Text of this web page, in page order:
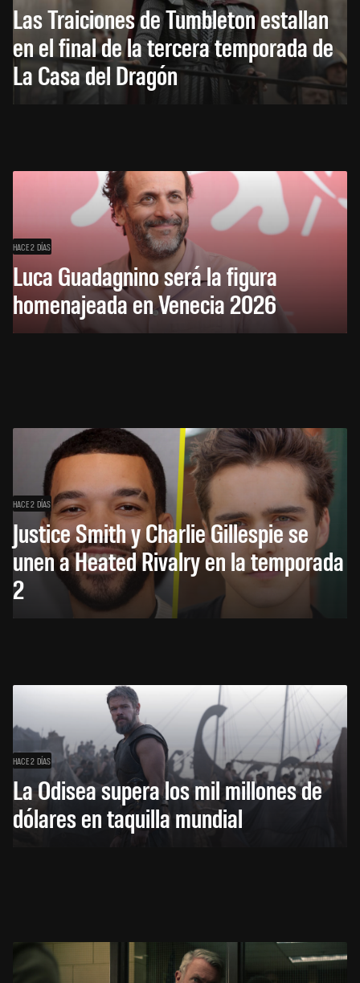
Las Traiciones de Tumbleton estallan
en el final de la tercera temporada de
La Casa del Dragón
HACE 2 DÍAS
Luca Guadagnino será la figura
homenajeada en Venecia 2026
HACE 2 DÍAS
Justice Smith y Charlie Gillespie se
unen a Heated Rivalry en la temporada
2
HACE 2 DÍAS
La Odisea supera los mil millones de
dólares en taquilla mundial